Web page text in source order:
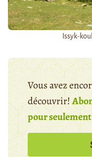
Issyk-
Vous avez
découvrir!
pour